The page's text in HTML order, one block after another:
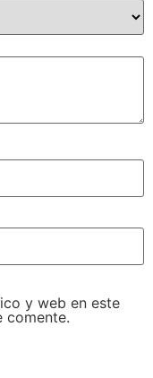
y web en este
comente.